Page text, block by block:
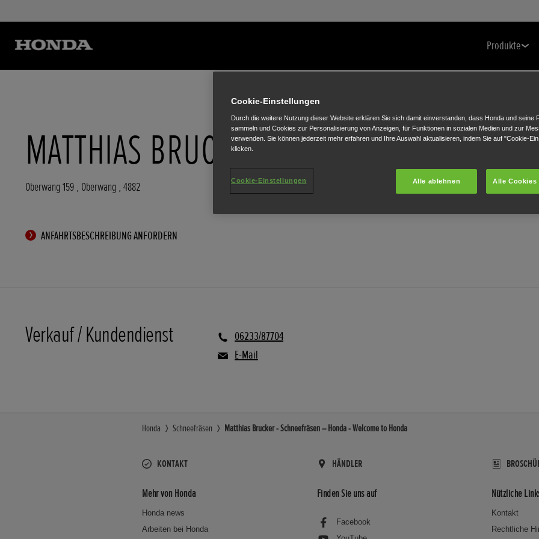
Produkte
MATTHIAS BRUCKER
Oberwang 159 , Oberwang , 4882
ANFAHRTSBESCHREIBUNG ANFORDERN
Verkauf / Kundendienst
06233/87704
E-Mail
Honda Schneefräsen Matthias Brucker - Schneefräsen – Honda - Welcome to Honda
KONTAKT HÄNDLER
Mehr von Honda
Honda news
Arbeiten bei Honda
Finden Sie uns auf
Facebook
Nützliche
Kontakt
Rechtliche
Cookie-Einstellungen
Durch die weitere Nutzung dieser Website erklären Sie sich damit einverstanden, dass Honda und seine
sammeln und Cookies zur Personalisierung von Anzeigen, für Funktionen in sozialen Medien und zur
verwenden. Sie können jederzeit mehr erfahren und Ihre Auswahl aktualisieren, indem Sie auf "Cookie-
klicken.
Alle ablehnen Alle Cookies
Cookie-Einstellungen